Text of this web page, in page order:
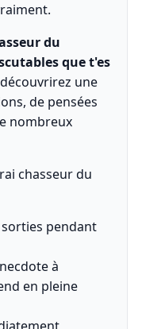
du
que t'es
une
de pensées
nombreux
chasseur du
pendant
à
en pleine